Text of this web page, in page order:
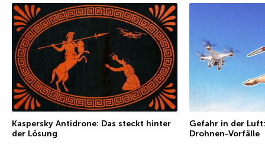
Kaspersky Antidrone: Das steckt hinter
der Lösung
Gefahr in der
Drohnen-Vorfälle